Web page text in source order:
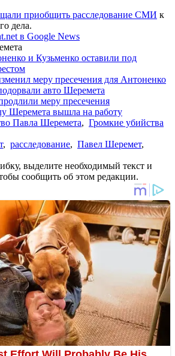
приобщить расследование СМИ к
дела.
в Google News
и Кузьменко оставили под
меру пресечения для Антоненко
авто Шеремета
меру пресечения
Шеремета вышла на работу
Павла Шеремета, Громкие убийства
, расследование, Павел Шеремет,
выделите необходимый текст и
сообщить об этом редакции.